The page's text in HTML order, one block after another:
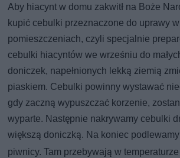
Aby hiacynt w domu zakwitł na Boże
kupić cebulki przeznaczone do uprawy w
pomieszczeniach, czyli specjalnie
cebulki hiacyntów we wrześniu do
doniczek, napełnionych lekką ziemią
piaskiem. Cebulki powinny wystawać
gdy zaczną wypuszczać korzenie,
wyparte. Następnie nakrywamy cebulki
większą doniczką. Na koniec
piwnicy. Tam przebywają w temperaturze